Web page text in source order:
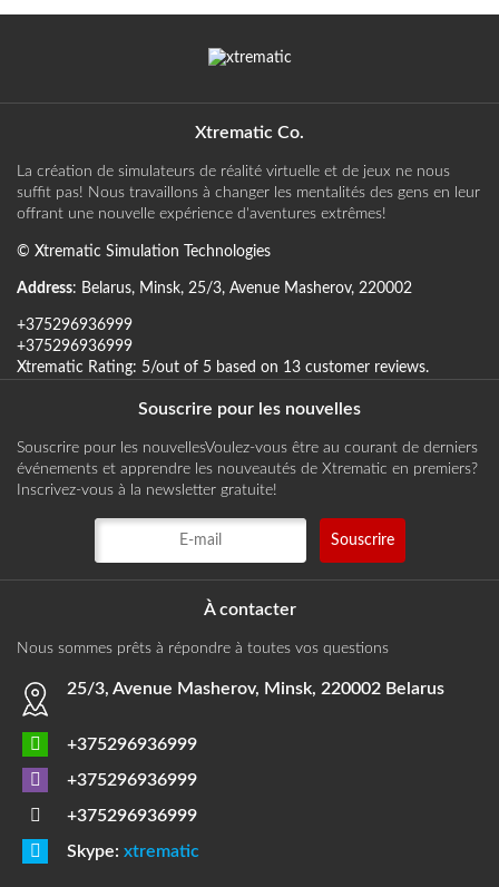
Xtrematic Co.
La création de simulateurs de réalité virtuelle et de jeux ne nous
suffit pas! Nous travaillons à changer les mentalités des gens en leur
offrant une nouvelle expérience d'aventures extrêmes!
© Xtrematic Simulation Technologies
Address: Belarus, Minsk, 25/3, Avenue Masherov, 220002
+375296936999
+375296936999
Xtrematic Rating: 5/out of 5 based on 13 customer reviews.
Souscrire pour les nouvelles
Souscrire pour les nouvellesVoulez-vous être au courant de derniers
événements et apprendre les nouveautés de Xtrematic en premiers?
Inscrivez-vous à la newsletter gratuite!
À contacter
Nous sommes prêts à répondre à toutes vos questions
25/3, Avenue Masherov, Minsk, 220002 Belarus
+375296936999
+375296936999
+375296936999
Skype: xtrematic